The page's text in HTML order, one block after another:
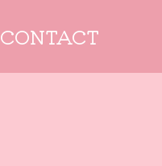
CONTACT